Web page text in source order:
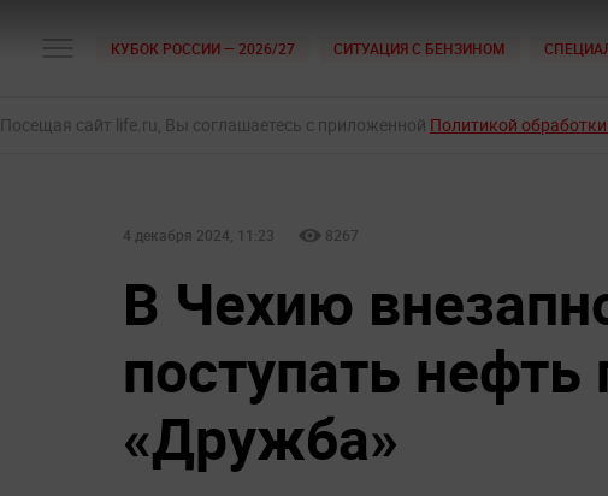
КУБОК РОССИИ — 2026/27 СИТУАЦИЯ С БЕНЗИНОМ
Посещая сайт life.ru, Вы соглашаетесь с приложенной Политикой
4 декабря 2024, 11:23 8267
В Чехию
поступать
«Дружба»